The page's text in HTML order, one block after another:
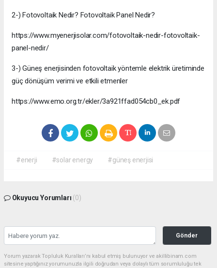
2-) Fotovoltaik Nedir? Fotovoltaik Panel Nedir?
https://www.myenerjisolar.com/fotovoltaik-nedir-fotovoltaik-
panel-nedir/
3-) Güneş enerjisinden fotovoltaik yöntemle elektrik üretiminde
güç dönüşüm verimi ve etkili etmenler
https://www.emo.org.tr/ekler/3a921ffad054cb0_ek.pdf
#enerji #solar energy #güneş enerjisi
Okuyucu Yorumları (0)
Gönder
Yorum yazarak Topluluk Kuralları’nı kabul etmiş bulunuyor ve akillibinam.com
sitesine yaptığınız yorumunuzla ilgili doğrudan veya dolaylı tüm sorumluluğu tek